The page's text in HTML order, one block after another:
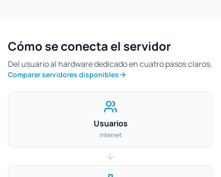
Cómo se conecta el servidor
Del usuario al hardware dedicado en cuatro pasos claros.
Comparar servidores disponibles
Usuarios
Internet